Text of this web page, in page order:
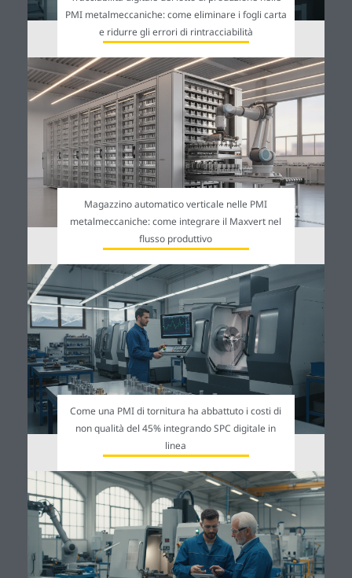
PMI metalmeccaniche: come eliminare i fogli carta
e ridurre gli errori di rintracciabilità
Magazzino automatico verticale nelle PMI
metalmeccaniche: come integrare il Maxvert nel
flusso produttivo
Come una PMI di tornitura ha abbattuto i costi di
non qualità del 45% integrando SPC digitale in
linea